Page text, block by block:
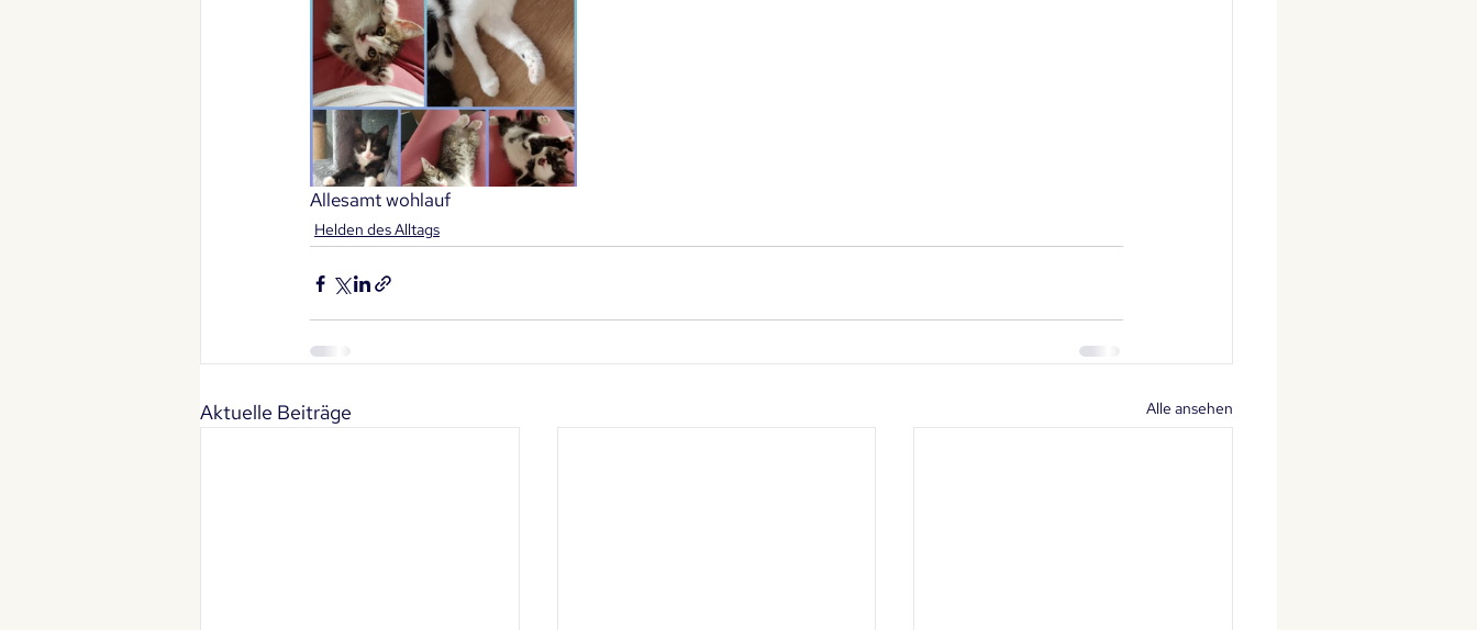
Allesamt wohlauf
Helden des Alltags
Aktuelle Beiträge Alle ansehen